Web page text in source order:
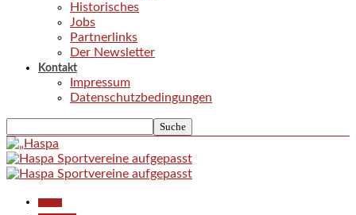
Historisches
Jobs
Partnerlinks
Der Newsletter
Kontakt
Impressum
Datenschutzbedingungen